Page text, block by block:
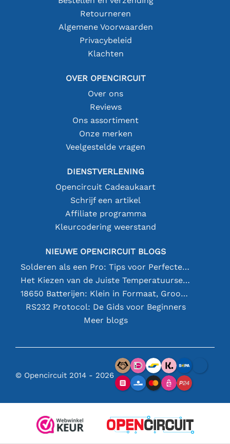
Retourneren
Algemene Voorwaarden
Privacybeleid
Klachten
OVER OPENCIRCUIT
Over ons
Reviews
Ons assortiment
Onze merken
Veelgestelde vragen
DIENSTVERLENING
Opencircuit Cadeaukaart
Schrijf een artikel
Affiliate programma
Kleurcodering weerstand
NIEUWE OPENCIRCUIT BLOGS
Solderen als een Pro: Tips voor Perfecte Elektronische Verbindingen
Het Kiezen van de Juiste Temperatuursensor [youtube]
18650 Batterijen: Klein in Formaat, Groot in Prestatie
RS232 Protocol: De Gids voor Beginners
Meer blogs
© Opencircuit 2014 - 2026